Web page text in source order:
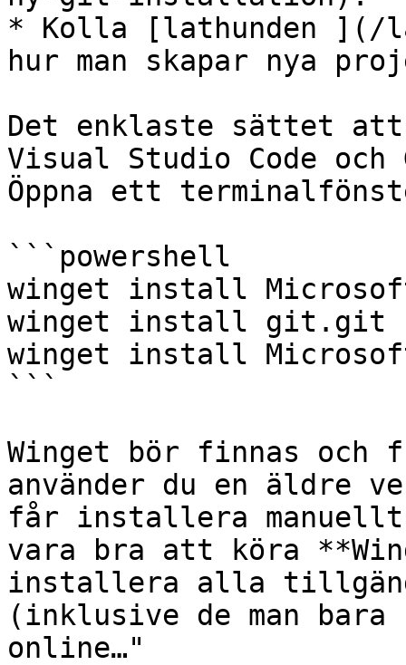
* Kolla [lathunden ](/
hur man skapar nya
Det enklaste sättet
Visual Studio Code
Öppna ett
```powershell
winget install
winget install git.git
winget install
```
Winget bör finnas och
använder du en äldre
får installera
vara bra att köra
installera alla
(inklusive de man
online…"